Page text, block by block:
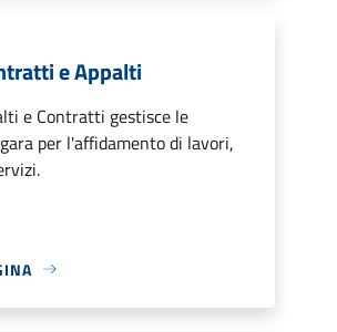
e Appalti
e Contratti gestisce le
per l'affidamento di lavori,